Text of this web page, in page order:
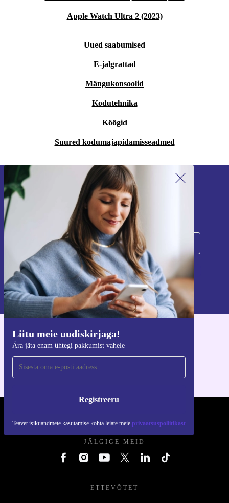
Apple Watch Ultra 2 (2023)
Uued saabumised
E-jalgrattad
Mängukonsoolid
Kodutehnika
Köögid
Suured kodumajapidamisseadmed
Liitu meie uudiskirjaga!
Ära jäta enam ühtegi pakkumist vahele
Registreeru
Teavet isikuandmete kasutamise kohta leiate meie privaatsuspoliitikast
Liitu meie uudiskirjaga!
Ära jäta enam ühtegi pakkumist vahele.
Registreeru
Teavet isikuandmete kasutamise kohta leiate meie
privaatsuspoliitikast.
Hangi refurbed rakendus
iOS-i ja Androidi jaoks
JÄLGIGE MEID
ETTEVÕTET